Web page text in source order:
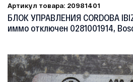
Артикул товара: 20981401
БЛОК УПРАВЛЕНИЯ CORDOBA
иммо отключен 0281001914,